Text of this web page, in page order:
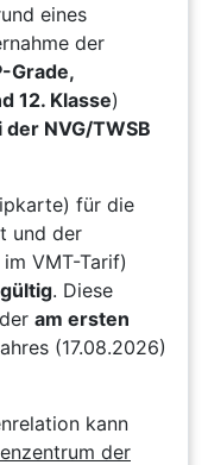
eines
der
Grade,
12. Klasse)
der NVG/TWSB
für die
und der
VMT-Tarif)
. Diese
am ersten
(17.08.2026)
kann
der